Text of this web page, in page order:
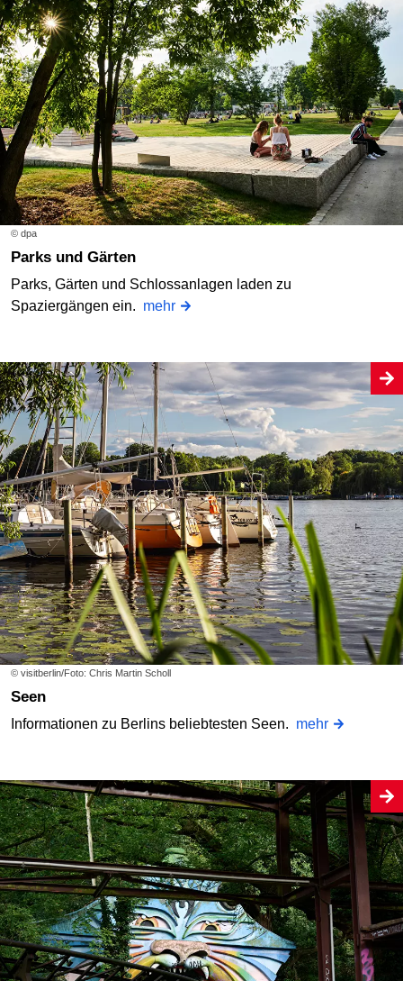
© dpa
Parks und Gärten
Parks, Gärten und Schlossanlagen laden zu
Spaziergängen ein. mehr
© visitberlin/Foto: Chris Martin Scholl
Seen
Informationen zu Berlins beliebtesten Seen. mehr